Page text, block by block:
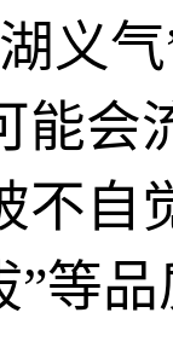
义
能会
不自
”等